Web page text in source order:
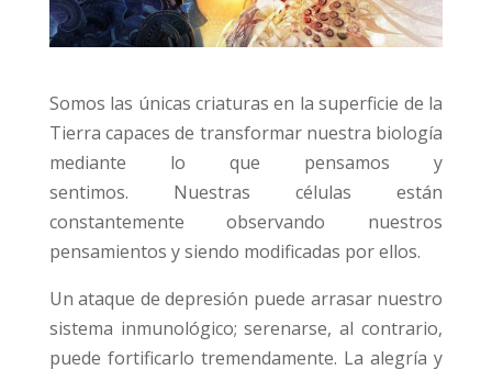
Somos las únicas criaturas en la superficie de la
Tierra capaces de transformar nuestra biología
mediante lo que pensamos y
sentimos. Nuestras células están
constantemente observando nuestros
pensamientos y siendo modificadas por ellos.
Un ataque de depresión puede arrasar nuestro
sistema inmunológico; serenarse, al contrario,
puede fortificarlo tremendamente. La alegría y